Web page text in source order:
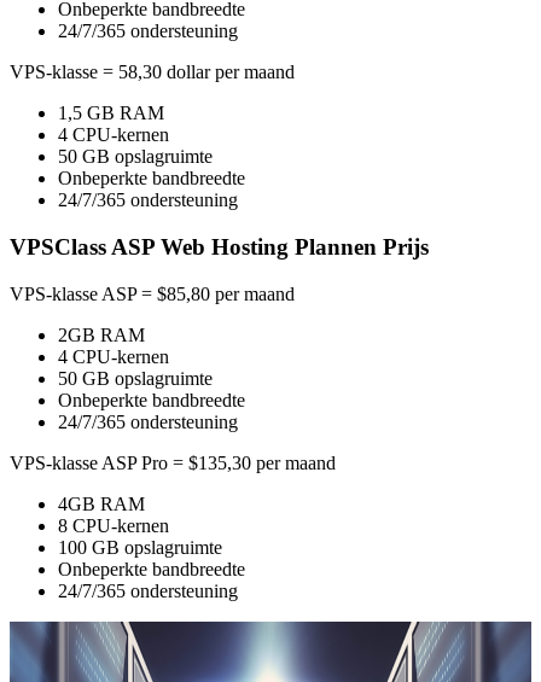
Onbeperkte bandbreedte
24/7/365 ondersteuning
VPS-klasse = 58,30 dollar per maand
1,5 GB RAM
4 CPU-kernen
50 GB opslagruimte
Onbeperkte bandbreedte
24/7/365 ondersteuning
VPSClass ASP Web Hosting Plannen Prijs
VPS-klasse ASP = $85,80 per maand
2GB RAM
4 CPU-kernen
50 GB opslagruimte
Onbeperkte bandbreedte
24/7/365 ondersteuning
VPS-klasse ASP Pro = $135,30 per maand
4GB RAM
8 CPU-kernen
100 GB opslagruimte
Onbeperkte bandbreedte
24/7/365 ondersteuning